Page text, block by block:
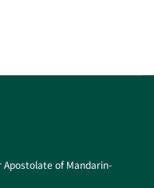
Apostolate of Mandarin-